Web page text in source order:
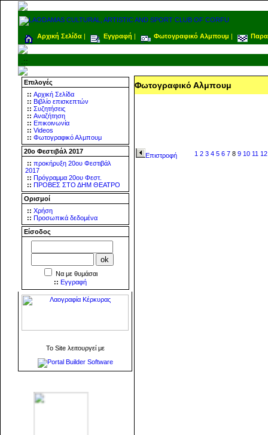
Αρχική Σελίδα | Εγγραφή | Φωτογραφικό Αλμπουμ |
.::
Επιλογές
:: Αρχική Σελίδα
:: Βιβλίο επισκεπτών
:: Συζητήσεις
:: Αναζήτηση
:: Επικοινωνία
:: Videos
:: Φωτογραφικό Αλμπουμ
20ο Φεστιβάλ 2017
:: προκήρυξη 20ου Φεστιβάλ
2017
:: Πρόγραμμα 20ου Φεστ.
:: ΠΡΟΒΕΣ ΣΤΟ ΔΗΜ ΘΕΑΤΡΟ
Ορισμοί
:: Χρήση
:: Προσωπικά δεδομένα
Είσοδος
Να με θυμάσαι
:: Εγγραφή
To Site λειτουργεί με
Φωτογραφικό Αλμπουμ
Επιστροφή 1 2 3 4 5 6 78 9 10 11 12